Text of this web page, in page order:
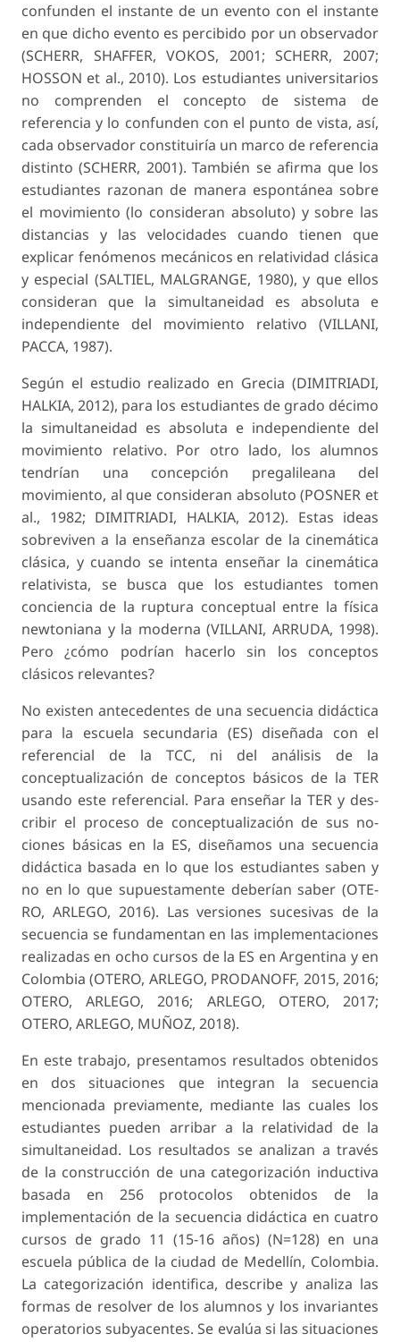
confunden el instante de un evento con el instante
en que dicho evento es percibido por un observa­dor
(SCHERR, SHAFFER, VOKOS, 2001; SCHERR, 2007;
HOSSON et al., 2010). Los estudiantes uni­versitarios
no comprenden el concepto de sistema de
referencia y lo confunden con el punto de vista, así,
cada observador constituiría un marco de refe­rencia
distinto (SCHERR, 2001). También se afirma que los
estudiantes razonan de manera espontánea sobre
el movimiento (lo consideran absoluto) y sobre las
distancias y las velocidades cuando tienen que
explicar fenómenos mecánicos en relatividad clásica
y especial (SALTIEL, MALGRANGE, 1980), y que ellos
consideran que la simultaneidad es absoluta e
independiente del movimiento relativo (VILLANI,
PACCA, 1987).
Según el estudio realizado en Grecia (DIMITRIA­DI,
HALKIA, 2012), para los estudiantes de grado décimo
la simultaneidad es absoluta e indepen­diente del
movimiento relativo. Por otro lado, los alumnos
tendrían una concepción pregalileana del
movimiento, al que consideran absoluto (POSNER et
al., 1982; DIMITRIADI, HALKIA, 2012). Estas ideas
sobreviven a la enseñanza escolar de la ci­nemática
clásica, y cuando se intenta enseñar la cinemática
relativista, se busca que los estudiantes tomen
conciencia de la ruptura conceptual entre la física
newtoniana y la moderna (VILLANI, ARRUDA, 1998).
Pero ¿cómo podrían hacerlo sin los conceptos
clásicos relevantes?
No existen antecedentes de una secuencia di­dáctica
para la escuela secundaria (ES) diseñada con el
referencial de la TCC, ni del análisis de la
conceptualización de conceptos básicos de la TER
usando este referencial. Para enseñar la TER y des­
cribir el proceso de conceptualización de sus no­
ciones básicas en la ES, diseñamos una secuencia
didáctica basada en lo que los estudiantes saben y
no en lo que supuestamente deberían saber (OTE­
RO, ARLEGO, 2016). Las versiones sucesivas de la
secuencia se fundamentan en las implementaciones
realizadas en ocho cursos de la ES en Argentina y en
Colombia (OTERO, ARLEGO, PRODANOFF, 2015, 2016;
OTERO, ARLEGO, 2016; ARLEGO, OTERO, 2017;
OTERO, ARLEGO, MUÑOZ, 2018).
En este trabajo, presentamos resultados obteni­dos
en dos situaciones que integran la secuencia
mencionada previamente, mediante las cuales los
estudiantes pueden arribar a la relatividad de la
simultaneidad. Los resultados se analizan a través
de la construcción de una categorización inductiva
basada en 256 protocolos obtenidos de la
implemen­tación de la secuencia didáctica en cuatro
cursos de grado 11 (15-16 años) (N=128) en una
escuela pública de la ciudad de Medellín, Colombia.
La categorización identifica, describe y analiza las
formas de resolver de los alumnos y los invariantes
operatorios subyacentes. Se evalúa si las situaciones